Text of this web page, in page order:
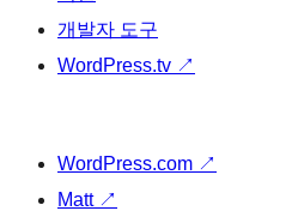
개발자 도구
WordPress.tv ↗
WordPress.com ↗
Matt ↗